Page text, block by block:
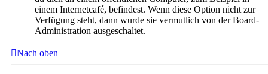
einem Internetcafé, befindest. Wenn diese Option nicht zur
Verfügung steht, dann wurde sie vermutlich von der Board-
Administration ausgeschaltet.
Nach oben